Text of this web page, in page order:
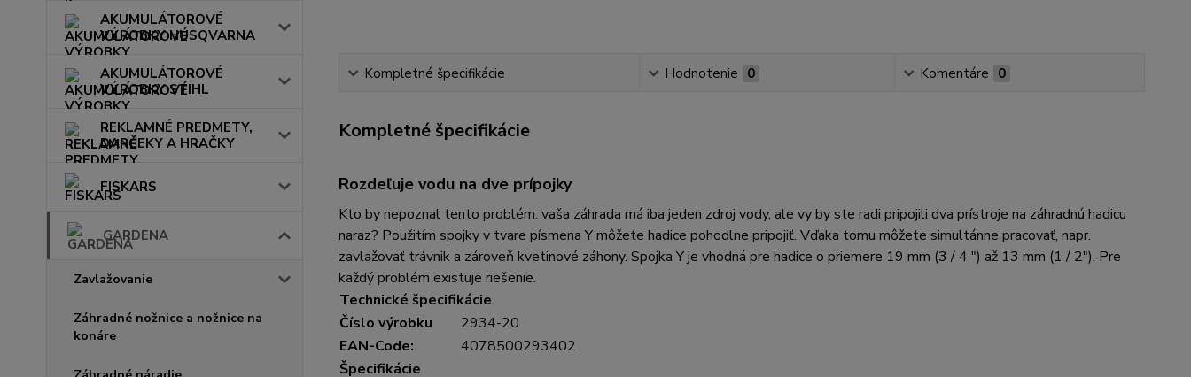
AKUMULÁTOROVÉ
VÝROBKY HUSQVARNA
AKUMULÁTOROVÉ
VÝROBKY STIHL
REKLAMNÉ PREDMETY,
DARČEKY A HRAČKY
FISKARS
GARDENA
Zavlažovanie
Záhradné nožnice a nožnice na
konáre
Kompletné špecifikácie Hodnotenie 0 Komentáre 0
Kompletné špecifikácie
Rozdeľuje vodu na dve prípojky
Kto by nepoznal tento problém: vaša záhrada má iba jeden zdroj vody, ale vy by ste radi pripojili dva prístroje na záhradnú hadicu
naraz? Použitím spojky v tvare písmena Y môžete hadice pohodlne pripojiť. Vďaka tomu môžete simultánne pracovať, napr.
zavlažovať trávnik a zároveň kvetinové záhony. Spojka Y je vhodná pre hadice o priemere 19 mm (3 / 4 ") až 13 mm (1 / 2"). Pre
každý problém existuje riešenie.
Technické špecifikácie
Číslo výrobku
2934-20
EAN-Code:
4078500293402
Špecifikácie